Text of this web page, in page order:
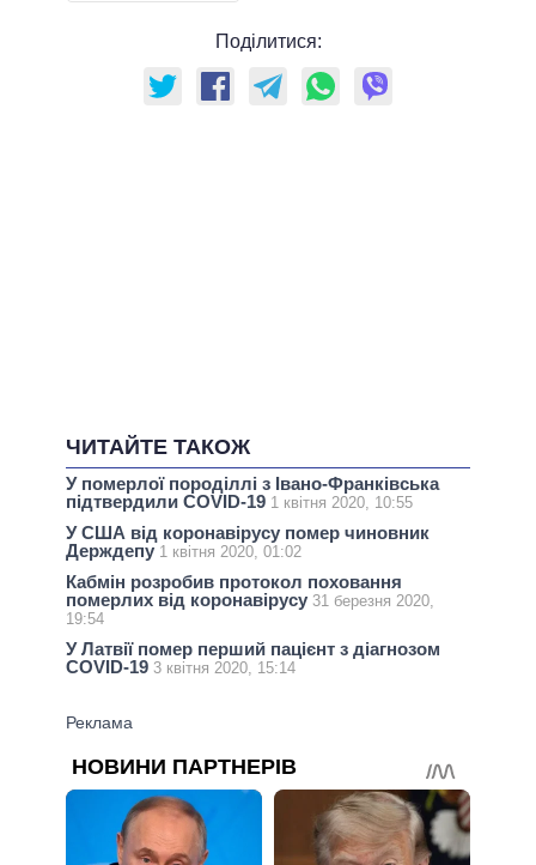
Поділитися:
ЧИТАЙТЕ ТАКОЖ
У померлої породіллі з Івано-Франківська
підтвердили COVID-19 1 квітня 2020, 10:55
У США від коронавірусу помер чиновник
Держдепу 1 квітня 2020, 01:02
Кабмін розробив протокол поховання
померлих від коронавірусу 31 березня 2020,
19:54
У Латвії помер перший пацієнт з діагнозом
COVID-19 3 квітня 2020, 15:14